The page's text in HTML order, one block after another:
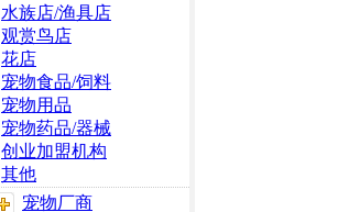
水族店/渔具店
观赏鸟店
花店
宠物食品/饲料
宠物用品
宠物药品/器械
创业加盟机构
其他
宠物厂商